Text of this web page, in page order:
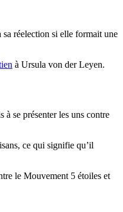
réelection si elle formait une
à Ursula von der Leyen.
se présenter les uns contre
ce qui signifie qu’il
le Mouvement 5 étoiles et